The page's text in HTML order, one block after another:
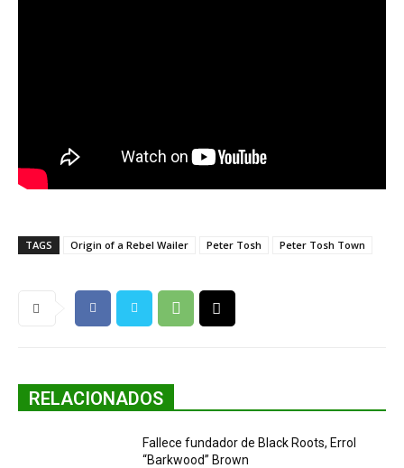
TAGS Origin of a Rebel Wailer Peter Tosh Peter Tosh Town
RELACIONADOS
Fallece fundador de Black Roots, Errol
“Barkwood” Brown